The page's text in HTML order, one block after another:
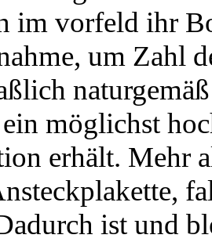
im vorfeld ihr
um Zahl
möglichst
erhält. Mehr
ist und